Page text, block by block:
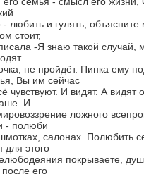
- любить и гулять,
стоит,
-Я знаю такой случай,
не пройдёт. Пинка ему
Вы им сейчас
чувствуют. И видят. А
И
ложного
- полюби
салонах. Полюбить
для этого
покрываете,
его